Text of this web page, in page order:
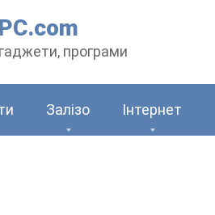
гаджети, програми
Залізо Інтернет